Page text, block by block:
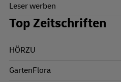
Leser werben
Top Zeitschriften
HÖRZU
GartenFlora